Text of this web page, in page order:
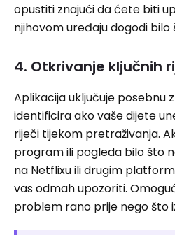
opustiti znajući da ćete biti
njihovom uređaju dogodi bilo
4. Otkrivanje ključnih
Aplikacija uključuje posebnu
identificira ako vaše dijete
riječi tijekom pretraživanja.
program ili pogleda bilo što
na Netflixu ili drugim
vas odmah upozoriti.
problem rano prije nego što